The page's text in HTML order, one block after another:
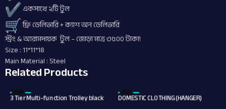
একসাথে ২টি টুল
ফ্রি ডেলিভারি + ক্যাশ অন ডেলিভারি
স্ট্রং & আরামদায়ক টুল – জোড়া মাত্র ৩৫০০ টাকা!
Size : 11*11*18
Main Material : Steel
Related Products
-17%
3 Tier Multi-function Trolley black -18%
DOMESTIC CLOTHING (HANGER)